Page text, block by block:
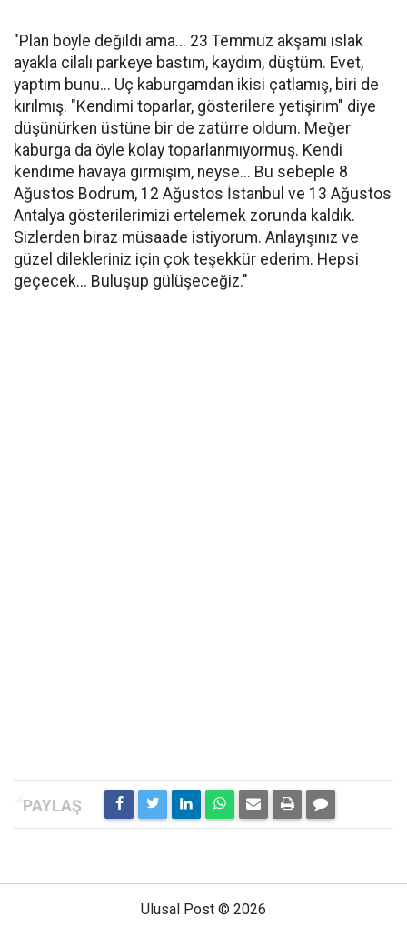
"Plan böyle değildi ama... 23 Temmuz akşamı ıslak
ayakla cilalı parkeye bastım, kaydım, düştüm. Evet,
yaptım bunu... Üç kaburgamdan ikisi çatlamış, biri de
kırılmış. "Kendimi toparlar, gösterilere yetişirim" diye
düşünürken üstüne bir de zatürre oldum. Meğer
kaburga da öyle kolay toparlanmıyormuş. Kendi
kendime havaya girmişim, neyse... Bu sebeple 8
Ağustos Bodrum, 12 Ağustos İstanbul ve 13 Ağustos
Antalya gösterilerimizi ertelemek zorunda kaldık.
Sizlerden biraz müsaade istiyorum. Anlayışınız ve
güzel dilekleriniz için çok teşekkür ederim. Hepsi
geçecek... Buluşup gülüşeceğiz."
Ulusal Post © 2026